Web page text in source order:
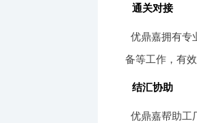
通关对接
优鼎嘉拥有专
备等工作，有
结汇协助
优鼎嘉帮助工